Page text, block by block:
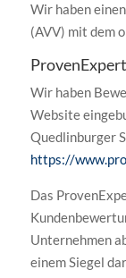
Wir haben
(AVV) mit dem
ProvenExpert
Wir haben
Website
Quedlinburger
https://
Das
Unternehmen
einem Siegel